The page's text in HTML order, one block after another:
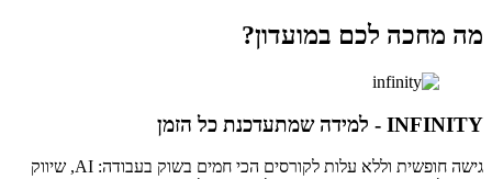
מה מחכה לכם במועדון?
INFINITY - למידה שמתעדכנת כל הזמן
גישה חופשית וללא עלות לקורסים הכי חמים בשוק בעבודה: AI, שיווק